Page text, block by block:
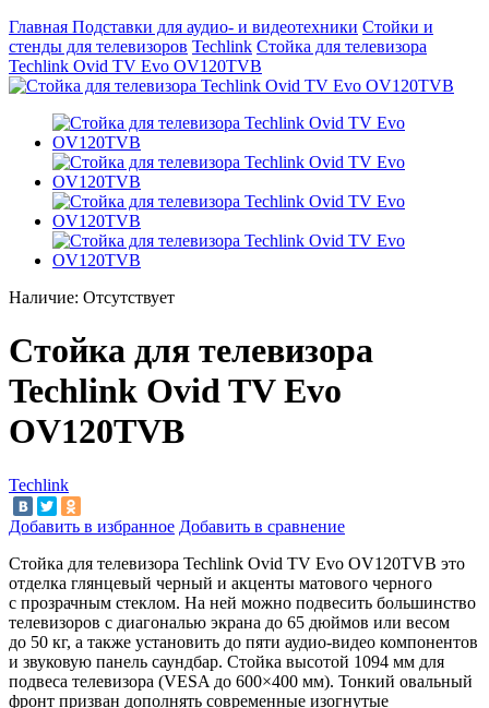
Главная Подставки для аудио- и видеотехники Стойки и
стенды для телевизоров Techlink Стойка для телевизора
Techlink Ovid TV Evo OV120TVB
Наличие: Отсутствует
Стойка для телевизора
Techlink Ovid TV Evo
OV120TVB
Techlink
Добавить в избранное Добавить в сравнение
Стойка для телевизора Techlink Ovid TV Evo OV120TVB это
отделка глянцевый черный и акценты матового черного
с прозрачным стеклом. На ней можно подвесить большинство
телевизоров с диагональю экрана до 65 дюймов или весом
до 50 кг, а также установить до пяти аудио-видео компонентов
и звуковую панель саундбар. Стойка высотой 1094 мм для
подвеса телевизора (VESA до 600×400 мм). Тонкий овальный
фронт призван дополнять современные изогнутые